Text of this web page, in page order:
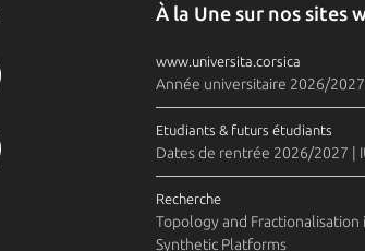
À la Une sur nos sites
www.universita.corsica
Année universitaire 2026/
Etudiants & futurs étudiants
Dates de rentrée 2026/2027 |
Recherche
Topology and
Synthetic Platforms